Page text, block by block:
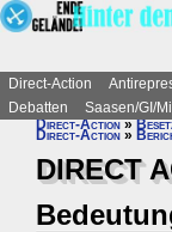
Direct-Action
Debatten
Saasen/GI/
Direct-Action»
Direct-Action »
DIRECT